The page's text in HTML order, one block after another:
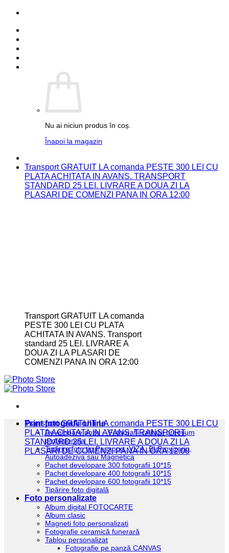
Skip
content
Nu ai niciun produs în coș.
Înapoi la magazin
Transport GRATUIT LA comanda PESTE 300 LEI CU
PLATA ACHITATA IN AVANS. TRANSPORT
STANDARD 25 LEI. LIVRARE A DOUA ZI LA
PLASARI DE COMENZI PANA IN ORA 12:00
Transport GRATUIT LA comanda
PESTE 300 LEI CU PLATA
ACHITATA IN AVANS. Transport
standard 25 LEI. LIVRARE A
DOUA ZI LA PLASARI DE
COMENZI PANA IN ORA 12:00
Print fotografii online
Developare poze – Fotografii calitate premium
profesionala
Tipărire foto tip Pașaport, VIZA, BI Provizoriu,
Autoadeziva sau Magnetica
Pachet developare 300 fotografii 10*15
Pachet developare 400 fotografii 10*15
Pachet developare 600 fotografii 10*15
Tipărire foto digitală
Foto personalizate
Album digital FOTOCARTE
Album clasic
Magneti foto personalizati
Fotografie ceramică funerară
Tablou personalizat
Fotografie pe panză CANVAS
Transport GRATUIT LA comanda PESTE 300 LEI CU
PLATA ACHITATA IN AVANS. TRANSPORT
STANDARD 25 LEI. LIVRARE A DOUA ZI LA
PLASARI DE COMENZI PANA IN ORA 12:00